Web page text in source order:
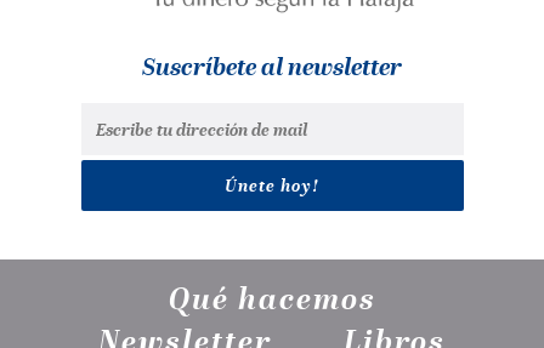
Suscríbete al newsletter
Qué hacemos
Newsletter
Libros